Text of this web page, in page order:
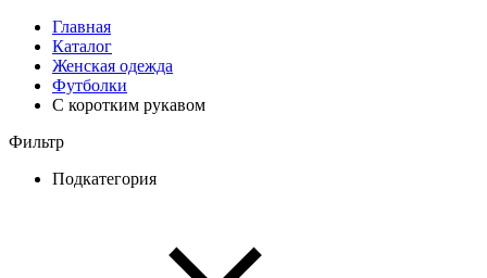
Главная
Каталог
Женская одежда
Футболки
С коротким рукавом
Фильтр
Подкатегория